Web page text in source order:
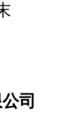
司